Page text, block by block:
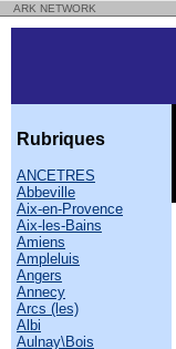
ARK NETWORK
Rubriques
ANCETRES
Abbeville
Aix-en-Provence
Aix-les-Bains
Amiens
Ampleluis
Angers
Annecy
Arcs (les)
Albi
Aulnay\Bois